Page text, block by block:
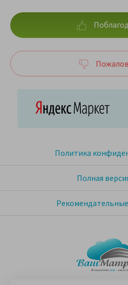
Политика
Полная